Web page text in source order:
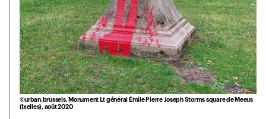
©urban.brussels, Monument Lt général Émile Pierre Joseph Storms square de Meeus
(Ixelles), août 2020